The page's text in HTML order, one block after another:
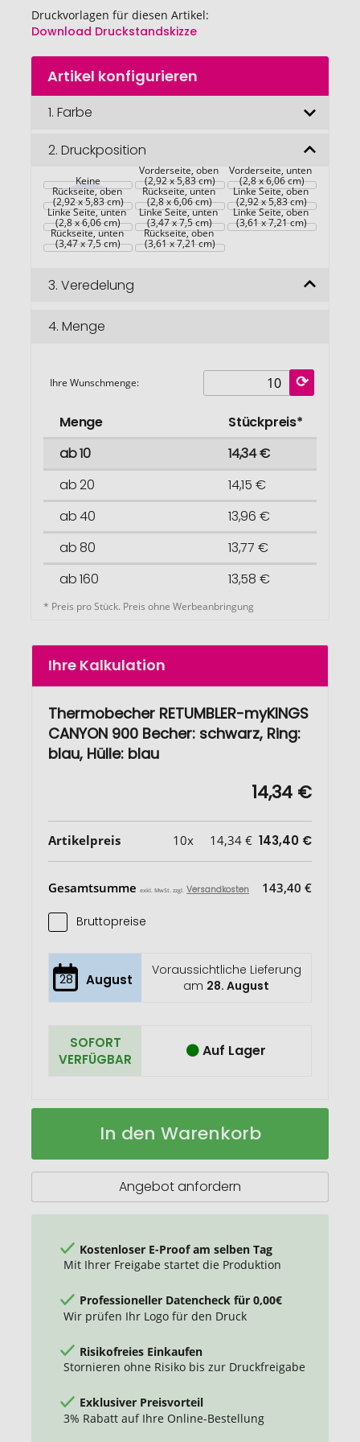
Druckvorlagen für diesen Artikel:
Download Druckstandskizze
Zum
Anfang
Bildgalerie
Artikel konfigurieren
1. Farbe
2. Druckposition
Keine
Vorderseite, oben
(2,92 x 5,83 cm)
Vorderseite, unten
(2,8 x 6,06 cm)
Rückseite, oben
(2,92 x 5,83 cm)
Rückseite, unten
(2,8 x 6,06 cm)
Linke Seite, oben
(2,92 x 5,83 cm)
Linke Seite, unten
(2,8 x 6,06 cm)
Linke Seite, unten
(3,47 x 7,5 cm)
Linke Seite, oben
(3,61 x 7,21 cm)
Rückseite, unten
(3,47 x 7,5 cm)
Rückseite, oben
(3,61 x 7,21 cm)
3. Veredelung
4. Menge
Ihre Wunschmenge:
Menge
Stückpreis*
ab 10
14,34 €
ab 20
14,15 €
ab 40
13,96 €
ab 80
13,77 €
ab 160
13,58 €
* Preis pro Stück. Preis ohne Werbeanbringung
Ihre Kalkulation
Thermobecher RETUMBLER-myKINGS
CANYON 900 Becher: schwarz, Ring:
blau, Hülle: blau
14,34 €
Artikelpreis 10x 14,34 € 143,40 €
Gesamtsumme exkl. MwSt. zzgl. Versandkosten 143,40 €
Bruttopreise
28 August
Voraussichtliche Lieferung
am 28. August
SOFORT
VERFÜGBAR
Auf Lager
Thermobecher
CANYON
Auf
In den Warenkorb
Angebot anfordern
Kostenloser E-Proof am selben Tag
Mit Ihrer Freigabe startet die Produktion
Professioneller Datencheck für 0,00€
Wir prüfen Ihr Logo für den Druck
Risikofreies Einkaufen
Stornieren ohne Risiko bis zur Druckfreigabe
Exklusiver Preisvorteil
3% Rabatt auf Ihre Online-Bestellung